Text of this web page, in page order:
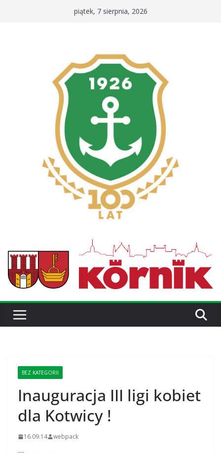
piątek, 7 sierpnia, 2026
BEZ KATEGORII
Inauguracja III ligi kobiet
dla Kotwicy !
16.09.14 webpack